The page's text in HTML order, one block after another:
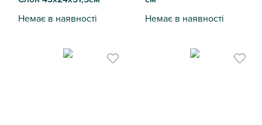
Немає в наявності
Немає в наявності